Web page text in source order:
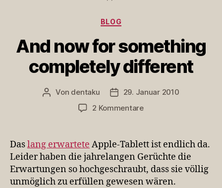
Kategorien
BLOG
And now for something
completely different
Beitragsautor
Von dentaku Veröffentlichungsdatum
29. Januar 2010
2 Kommentarezu
for
something
completely
different
Daslang erwartete Apple-Tablett ist endlich da.
Leider haben die jahrelangen Gerüchte die
Erwartungen so hochgeschraubt, dass sie völlig
unmöglich zu erfüllen gewesen wären.